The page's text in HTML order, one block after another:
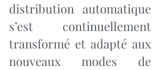
distribution automatique
s’est continuellement
transformé et adapté aux
nouveaux modes de